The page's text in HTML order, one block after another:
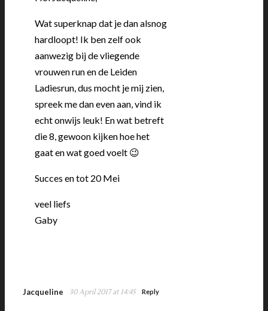
Wat superknap dat je dan alsnog
hardloopt! Ik ben zelf ook
aanwezig bij de vliegende
vrouwen run en de Leiden
Ladiesrun, dus mocht je mij zien,
spreek me dan even aan, vind ik
echt onwijs leuk! En wat betreft
die 8, gewoon kijken hoe het
gaat en wat goed voelt 😉
Succes en tot 20 Mei
veel liefs
Gaby
Jacqueline 30 April 2017 at 14:45 Reply